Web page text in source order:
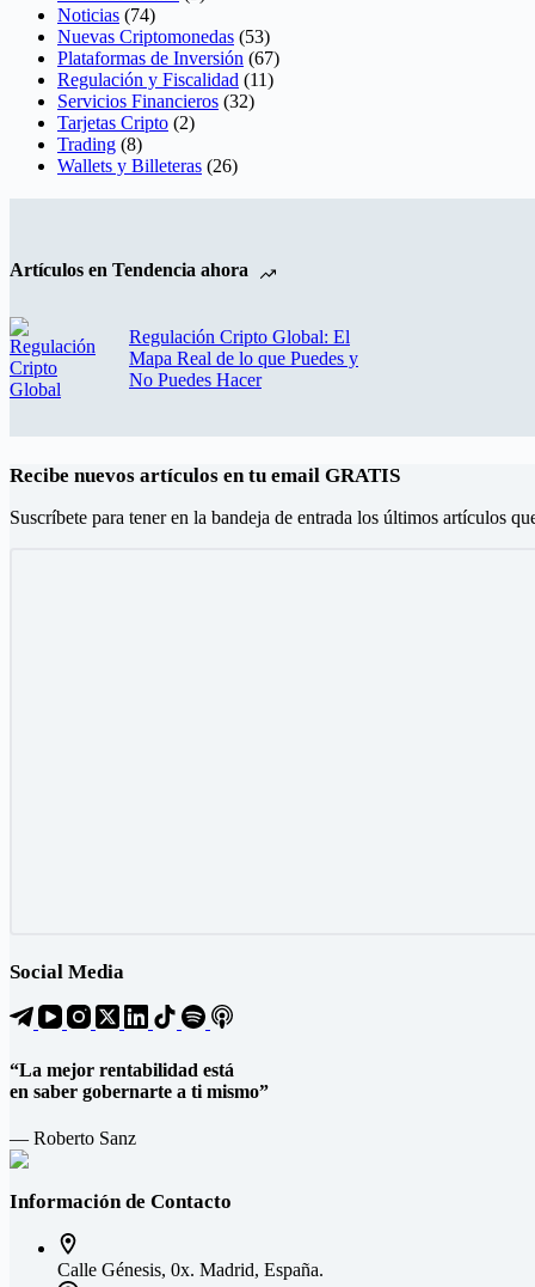
Noticias (74)
Nuevas Criptomonedas (53)
Plataformas de Inversión (67)
Regulación y Fiscalidad (11)
Servicios Financieros (32)
Tarjetas Cripto (2)
Trading (8)
Wallets y Billeteras (26)
Artículos en Tendencia ahora
Regulación Cripto Global: El
Mapa Real de lo que Puedes y
No Puedes Hacer
Recibe nuevos artículos en tu email GRATIS
Suscríbete para tener en la bandeja de entrada los últimos artículos
Social Media
“La mejor rentabilidad está
en saber gobernarte a ti mismo”
— Roberto Sanz
Información de Contacto
Calle Génesis, 0x. Madrid, España.